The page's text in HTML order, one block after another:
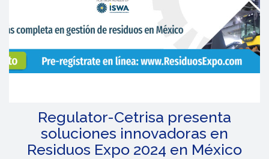
Regulator-Cetrisa presenta
soluciones innovadoras en
Residuos Expo 2024 en México